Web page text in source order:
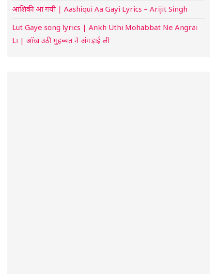
आशिकी आ गयी | Aashiqui Aa Gayi Lyrics – Arijit Singh
Lut Gaye song lyrics | Ankh Uthi Mohabbat Ne Angrai
Li | आँख उठी मुहब्बत ने अंगड़ाई ली